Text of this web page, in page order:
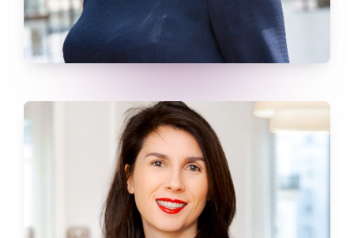
Formatrice Leadership et Dirigeante @Zenith
Claire de Menditte est la fondatrice de Zenith, un cabinet qui
accompagne les dirigeants, les équipes RH et les managers
dans la construction d’organisations à la fois performantes,
engageantes et durables. Grâce à son parcours en conseil en
stratégie et en opérations, elle transforme les enjeux humains
en plans d’action concrets, mesurables et directement
applicables sur le terrain.